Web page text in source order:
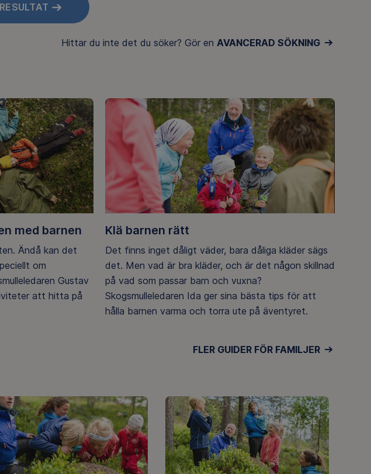
Hittar du inte det du söker? Gör en AVANCERAD SÖKNING
med barnen
Ändå kan det
om
Gustav
att hitta på
Klä barnen rätt
Det finns inget dåligt väder, bara dåliga kläder sägs
det. Men vad är bra kläder, och är det någon skillnad
på vad som passar barn och vuxna?
Skogsmulleledaren Ida ger sina bästa tips för att
hålla barnen varma och torra ute på äventyret.
FLER GUIDER FÖR FAMILJER